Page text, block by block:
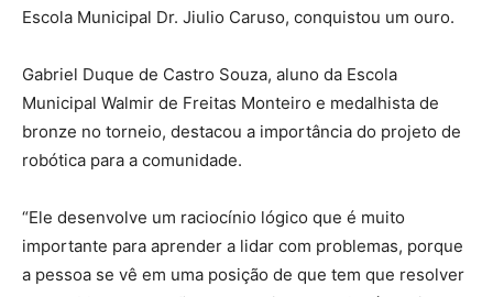
Escola Municipal Dr. Jiulio Caruso, conquistou um ouro.
Gabriel Duque de Castro Souza, aluno da Escola
Municipal Walmir de Freitas Monteiro e medalhista de
bronze no torneio, destacou a importância do projeto de
robótica para a comunidade.
“Ele desenvolve um raciocínio lógico que é muito
importante para aprender a lidar com problemas, porque
a pessoa se vê em uma posição de que tem que resolver